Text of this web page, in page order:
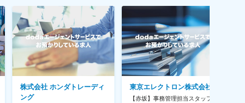
株式会社 ホンダトレーディ
ング
東京エレクトロン株式会社
【赤坂】事務管理担当スタッフ